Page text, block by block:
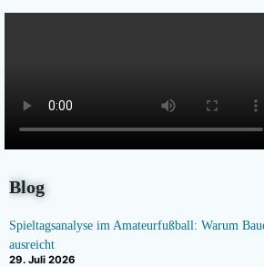
Blog
Spieltagsanalyse im Amateurfußball: Warum
ausreicht
29. Juli 2026